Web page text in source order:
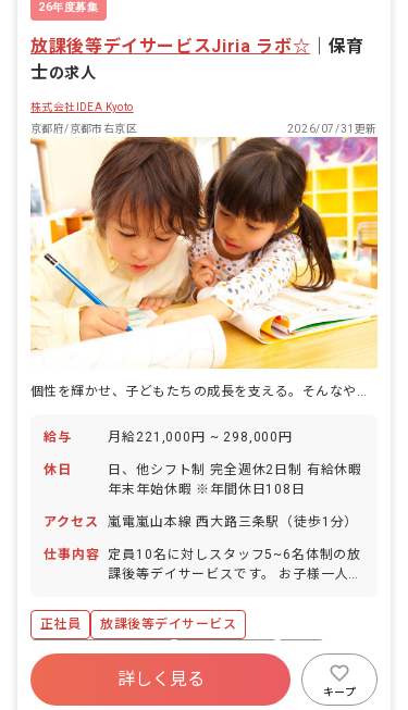
26年度募集
放課後等デイサービスJiria ラボ☆
保育
士の求人
株式会社IDEA Kyoto
京都府/京都市右京区
2026/07/31更新
個性を輝かせ、子どもたちの成長を支える。そんなやりがいをあなたに。
給与 月給221,000円 ~ 298,000円
休日
日、他シフト制 完全週休2日制 有給休暇
年末年始休暇 ※年間休日108日
アクセス 嵐電嵐山本線 西大路三条駅（徒歩1分）
仕事内容
定員10名に対しスタッフ5~6名体制の放
課後等デイサービスです。 お子様一人ひ
がい等の特性を持つ小・中・高校生を対
象に、居場所づくり、自立支援、保護者
様サポートをチームで実施します。 主な
業務内容: ・日常の生活支援、学習補
助、遊びを通じた支援 ・一人で抱え込ま
正社員
放課後等デイサービス
ボーナス・賞与あり
社会保険完備
有給
昇給昇進あり
詳しく見る
キープ